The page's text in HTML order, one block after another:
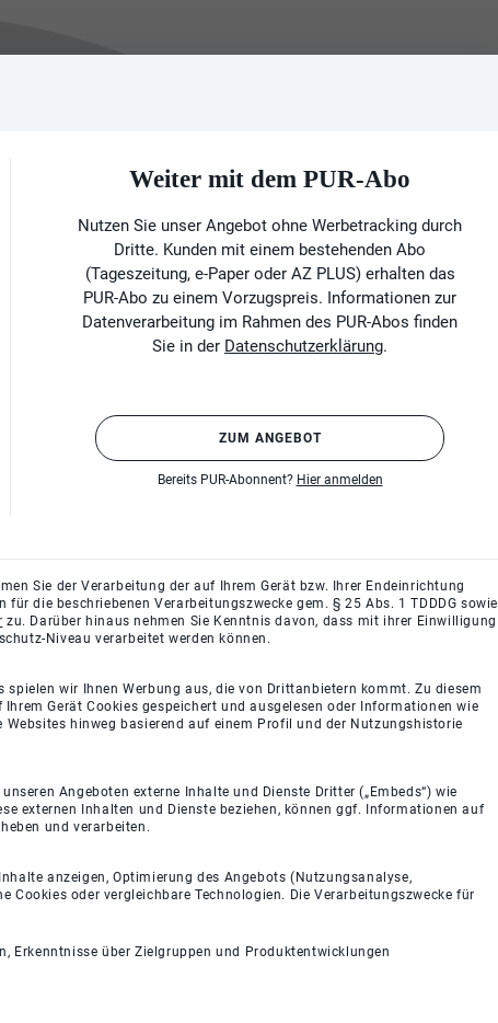
Weiter mit dem PUR-Abo
Nutzen Sie unser Angebot ohne Werbetracking durch
Dritte. Kunden mit einem bestehenden Abo
(Tageszeitung, e-Paper oder AZ PLUS) erhalten das
PUR-Abo zu einem Vorzugspreis. Informationen zur
Datenverarbeitung im Rahmen des PUR-Abos finden
Sie in der Datenschutzerklärung.
ZUM ANGEBOT
Bereits PUR-Abonnent? Hier anmelden
Sie der Verarbeitung der auf Ihrem Gerät bzw. Ihrer Endeinrichtung
die beschriebenen Verarbeitungszwecke gem. § 25 Abs. 1 TDDDG sowie
zu. Darüber hinaus nehmen Sie Kenntnis davon, dass mit ihrer Einwilligung
Niveau verarbeitet werden können.
wir Ihnen Werbung aus, die von Drittanbietern kommt. Zu diesem
Gerät Cookies gespeichert und ausgelesen oder Informationen wie
hinweg basierend auf einem Profil und der Nutzungshistorie
Angeboten externe Inhalte und Dienste Dritter („Embeds“) wie
externen Inhalten und Dienste beziehen, können ggf. Informationen auf
und verarbeiten.
anzeigen, Optimierung des Angebots (Nutzungsanalyse,
oder vergleichbare Technologien. Die Verarbeitungszwecke für
Erkenntnisse über Zielgruppen und Produktentwicklungen